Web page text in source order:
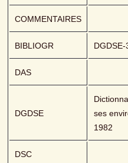
COMMENTAIRES
BIBLIOGR DGDSE-
DAS
DGDSE
ses
1982
DSC